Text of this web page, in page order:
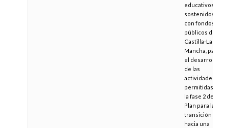
educativos
sostenidos
con fondos
públicos de
Castilla-La
Mancha, para
el desarrollo
de las
actividades
permitidas en
la fase 2 del
Plan para la
transición
hacia una